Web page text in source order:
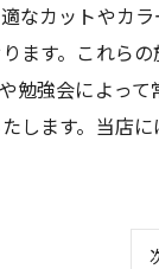
カットやカラ
す。これらの
勉強会によって
します。当店